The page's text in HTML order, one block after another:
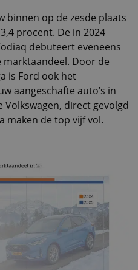
binnen op de zesde plaats
procent. De in 2024
debuteert eveneens
Door de
is Ford ook het
aangeschafte auto’s in
Volkswagen, direct gevolgd
maken de top vijf vol.